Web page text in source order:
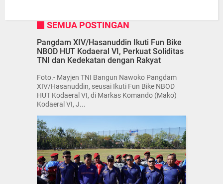
SEMUA POSTINGAN
Pangdam XIV/Hasanuddin Ikuti Fun Bike
NBOD HUT Kodaeral VI, Perkuat Soliditas
TNI dan Kedekatan dengan Rakyat
Foto.- Mayjen TNI Bangun Nawoko Pangdam
XIV/Hasanuddin, seusai Ikuti Fun Bike NBOD
HUT Kodaeral VI, di Markas Komando (Mako)
Kodaeral VI, J...